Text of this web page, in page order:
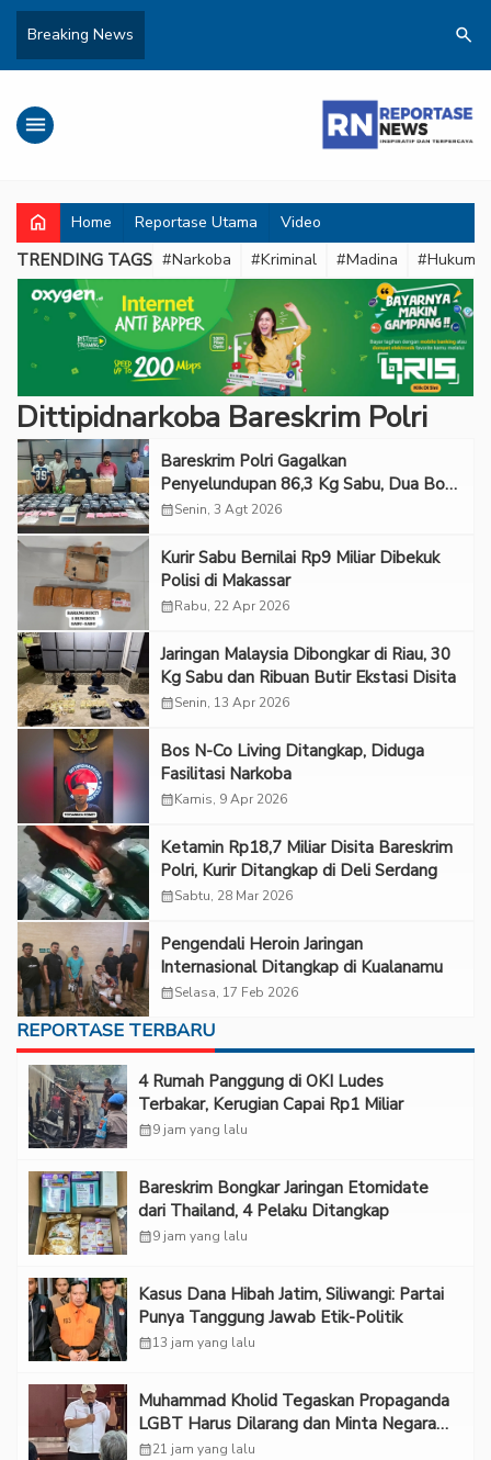
Breaking News search
menu
home Home Reportase Utama Video
TRENDING TAGS #Narkoba #Kriminal #Madina #Hukum
Dittipidnarkoba Bareskrim Polri
Bareskrim Polri Gagalkan
Penyelundupan 86,3 Kg Sabu, Dua Bos
Jaringan Internasional Diburu
calendar_monthSenin, 3 Agt 2026
Kurir Sabu Bernilai Rp9 Miliar Dibekuk
Polisi di Makassar
calendar_monthRabu, 22 Apr 2026
Jaringan Malaysia Dibongkar di Riau, 30
Kg Sabu dan Ribuan Butir Ekstasi Disita
calendar_monthSenin, 13 Apr 2026
Bos N-Co Living Ditangkap, Diduga
Fasilitasi Narkoba
calendar_monthKamis, 9 Apr 2026
Ketamin Rp18,7 Miliar Disita Bareskrim
Polri, Kurir Ditangkap di Deli Serdang
calendar_monthSabtu, 28 Mar 2026
Pengendali Heroin Jaringan
Internasional Ditangkap di Kualanamu
calendar_monthSelasa, 17 Feb 2026
REPORTASE TERBARU
‎4 Rumah Panggung di OKI Ludes
Terbakar, Kerugian Capai Rp1 Miliar
calendar_month9 jam yang lalu
Bareskrim Bongkar Jaringan Etomidate
dari Thailand, 4 Pelaku Ditangkap
calendar_month9 jam yang lalu
Kasus Dana Hibah Jatim, Siliwangi: Partai
Punya Tanggung Jawab Etik-Politik
calendar_month13 jam yang lalu
Muhammad Kholid Tegaskan Propaganda
LGBT Harus Dilarang dan Minta Negara
Melindungi Korban
calendar_month21 jam yang lalu